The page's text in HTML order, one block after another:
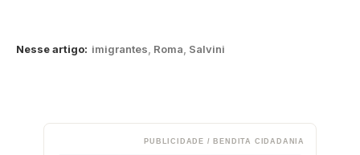
Nesse artigo: imigrantes, Roma, Salvini
PUBLICIDADE / BENDITA CIDADANIA